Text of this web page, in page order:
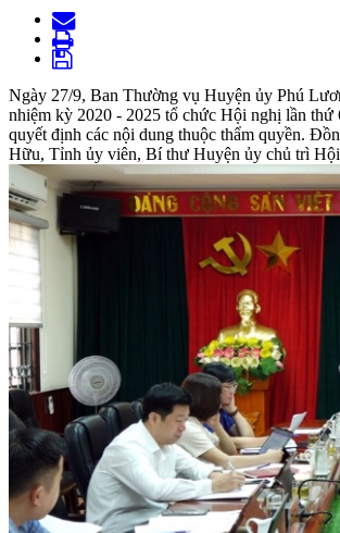
Ngày 27/9, Ban Thường vụ Huyện ủy Phú
nhiệm kỳ 2020 - 2025 tổ chức Hội nghị lần thứ
quyết định các nội dung thuộc thẩm quyền.
Hữu, Tỉnh ủy viên, Bí thư Huyện ủy chủ trì